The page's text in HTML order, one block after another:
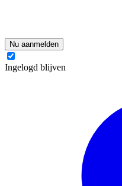
Nu aanmelden
Ingelogd blijven